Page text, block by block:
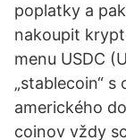
poplatky a
nakoupit
menu USDC
„stablecoin“ s
amerického
coinov vždy